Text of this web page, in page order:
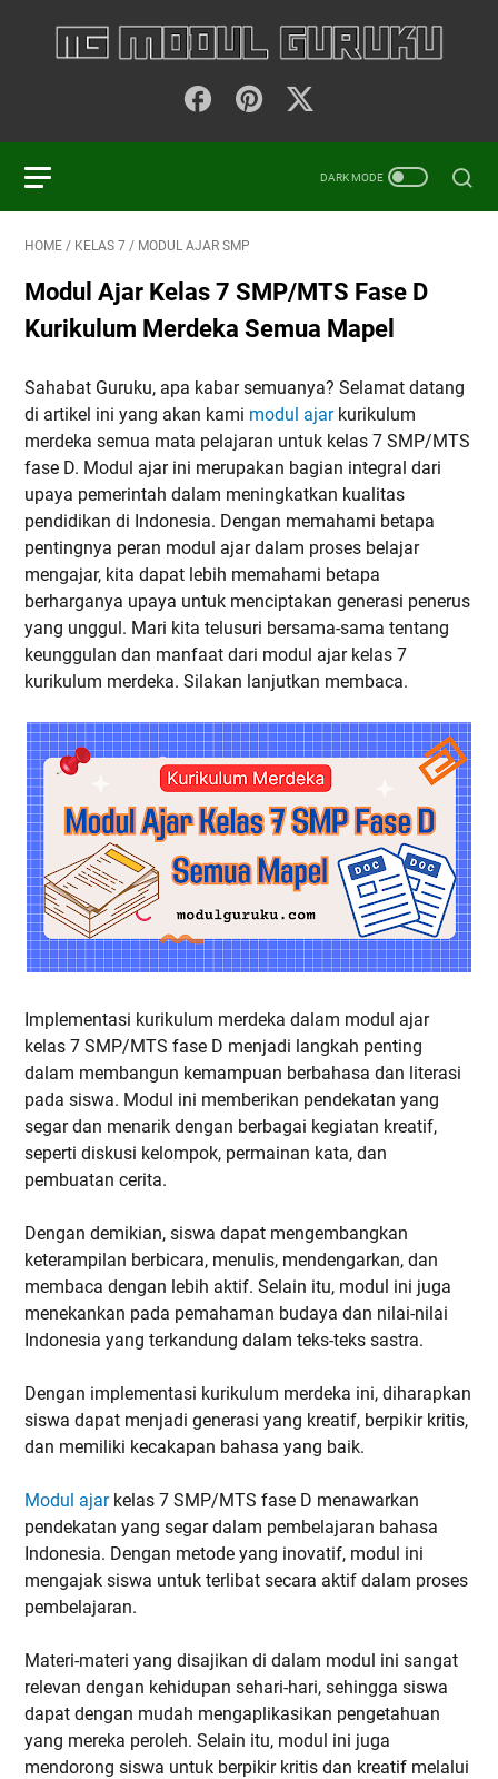
HOME / KELAS 7 / MODUL AJAR SMP
Modul Ajar Kelas 7 SMP/MTS Fase D
Kurikulum Merdeka Semua Mapel
Sahabat Guruku, apa kabar semuanya? Selamat datang
di artikel ini yang akan kami modul ajarkurikulum
merdeka semua mata pelajaran untuk kelas 7 SMP/MTS
fase D. Modul ajar ini merupakan bagian integral dari
upaya pemerintah dalam meningkatkan kualitas
pendidikan di Indonesia. Dengan memahami betapa
pentingnya peran modul ajar dalam proses belajar
mengajar, kita dapat lebih memahami betapa
berharganya upaya untuk menciptakan generasi penerus
yang unggul. Mari kita telusuri bersama-sama tentang
keunggulan dan manfaat dari modul ajar kelas 7
kurikulum merdeka. Silakan lanjutkan membaca.
Implementasi kurikulum merdeka dalam modul ajar
kelas 7 SMP/MTS fase D menjadi langkah penting
dalam membangun kemampuan berbahasa dan literasi
pada siswa. Modul ini memberikan pendekatan yang
segar dan menarik dengan berbagai kegiatan kreatif,
seperti diskusi kelompok, permainan kata, dan
pembuatan cerita.
Dengan demikian, siswa dapat mengembangkan
keterampilan berbicara, menulis, mendengarkan, dan
membaca dengan lebih aktif. Selain itu, modul ini juga
menekankan pada pemahaman budaya dan nilai-nilai
Indonesia yang terkandung dalam teks-teks sastra.
Dengan implementasi kurikulum merdeka ini, diharapkan
siswa dapat menjadi generasi yang kreatif, berpikir kritis,
dan memiliki kecakapan bahasa yang baik.
Modul ajarkelas 7 SMP/MTS fase D menawarkan
pendekatan yang segar dalam pembelajaran bahasa
Indonesia. Dengan metode yang inovatif, modul ini
mengajak siswa untuk terlibat secara aktif dalam proses
pembelajaran.
Materi-materi yang disajikan di dalam modul ini sangat
relevan dengan kehidupan sehari-hari, sehingga siswa
dapat dengan mudah mengaplikasikan pengetahuan
yang mereka peroleh. Selain itu, modul ini juga
mendorong siswa untuk berpikir kritis dan kreatif melalui